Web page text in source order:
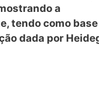
a
tendo como base
dada por